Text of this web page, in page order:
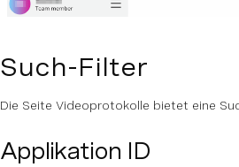
Such-Filter
Die Seite Videoprotokolle bietet eine
Applikation ID